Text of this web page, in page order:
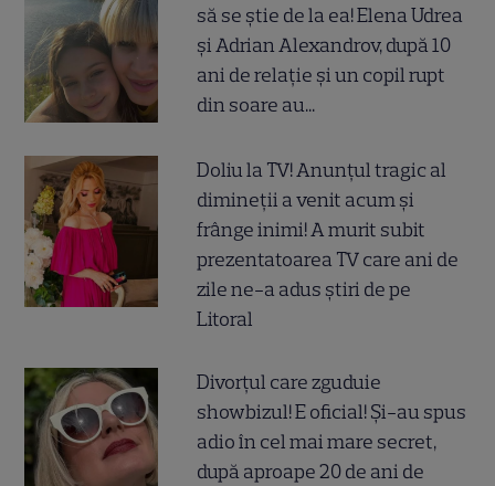
să se știe de la ea! Elena Udrea
și Adrian Alexandrov, după 10
ani de relație și un copil rupt
din soare au...
Doliu la TV! Anunțul tragic al
dimineții a venit acum și
frânge inimi! A murit subit
prezentatoarea TV care ani de
zile ne-a adus știri de pe
Litoral
Divorțul care zguduie
showbizul! E oficial! Și-au spus
adio în cel mai mare secret,
după aproape 20 de ani de